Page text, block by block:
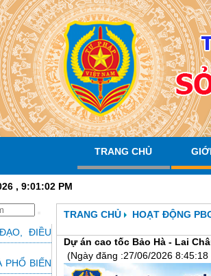
TRANG CHỦ
, 9:01:03 PM
ĐIỀU
PHỔ BIẾN
TRANG CHỦ HOẠT ĐỘNG
Dự án cao tốc Bảo Hà - Lai
(Ngày đăng :27/06/2026 8:45:18